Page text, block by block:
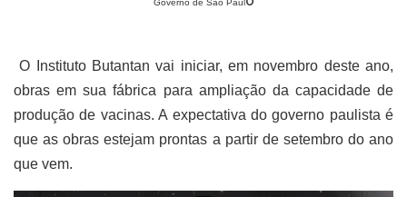
Governo de São Paul
O Instituto Butantan vai iniciar, em novembro deste ano,
obras em sua fábrica para ampliação da capacidade de
produção de vacinas. A expectativa do governo paulista é
que as obras estejam prontas a partir de setembro do ano
que vem.